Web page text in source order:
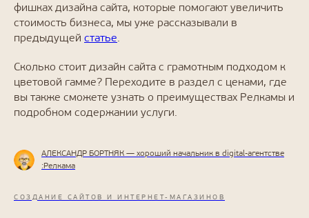
фишках дизайна сайта, которые помогают увеличить
стоимость бизнеса, мы уже рассказывали в
предыдущей статье.
Сколько стоит дизайн сайта с грамотным подходом к
цветовой гамме? Переходите в раздел с ценами, где
вы также сможете узнать о преимуществах Релкамы и
подробном содержании услуги.
АЛЕКСАНДР БОРТНЯК — хороший начальник в digital-агентстве
:Релкама
СОЗДАНИЕ САЙТОВ И ИНТЕРНЕТ-МАГАЗИНОВ